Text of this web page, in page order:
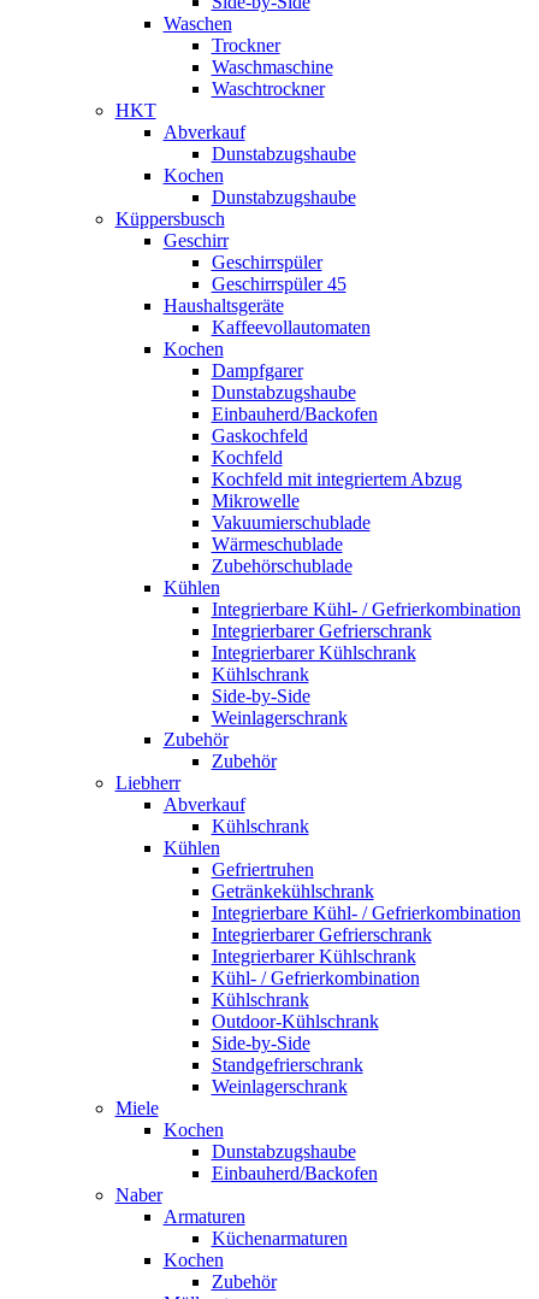
Waschen
Trockner
Waschmaschine
Waschtrockner
HKT
Abverkauf
Dunstabzugshaube
Kochen
Dunstabzugshaube
Küppersbusch
Geschirr
Geschirrspüler
Geschirrspüler 45
Haushaltsgeräte
Kaffeevollautomaten
Kochen
Dampfgarer
Dunstabzugshaube
Einbauherd/Backofen
Gaskochfeld
Kochfeld
Kochfeld mit integriertem Abzug
Mikrowelle
Vakuumierschublade
Wärmeschublade
Zubehörschublade
Kühlen
Integrierbare Kühl- / Gefrierkombination
Integrierbarer Gefrierschrank
Integrierbarer Kühlschrank
Kühlschrank
Side-by-Side
Weinlagerschrank
Zubehör
Zubehör
Liebherr
Abverkauf
Kühlschrank
Kühlen
Gefriertruhen
Getränkekühlschrank
Integrierbare Kühl- / Gefrierkombination
Integrierbarer Gefrierschrank
Integrierbarer Kühlschrank
Kühl- / Gefrierkombination
Kühlschrank
Outdoor-Kühlschrank
Side-by-Side
Standgefrierschrank
Weinlagerschrank
Miele
Kochen
Dunstabzugshaube
Einbauherd/Backofen
Naber
Armaturen
Küchenarmaturen
Kochen
Zubehör